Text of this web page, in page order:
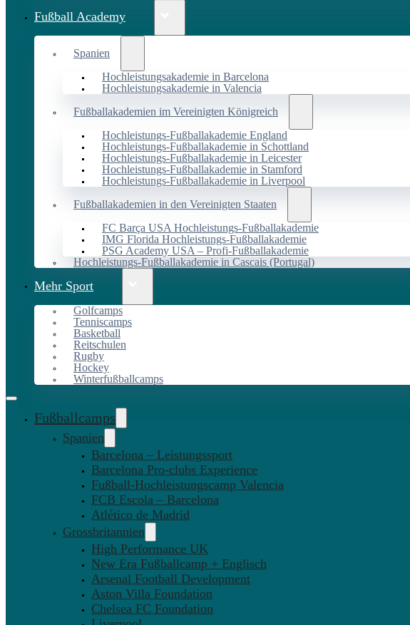
Fußball Academy
Spanien
Hochleistungsakademie in Barcelona
Hochleistungsakademie in Valencia
Fußballakademien im Vereinigten Königreich
Hochleistungs-Fußballakademie England
Hochleistungs-Fußballakademie in Schottland
Hochleistungs-Fußballakademie in Leicester
Hochleistungs-Fußballakademie in Stamford
Hochleistungs-Fußballakademie in Liverpool
Fußballakademien in den Vereinigten Staaten
FC Barça USA Hochleistungs-Fußballakademie
IMG Florida Hochleistungs-Fußballakademie
PSG Academy USA – Profi-Fußballakademie
Hochleistungs-Fußballakademie in Cascais (Portugal)
Mehr Sport
Golfcamps
Tenniscamps
Basketball
Reitschulen
Rugby
Hockey
Winterfußballcamps
Fußballcamps
Spanien
Barcelona – Leistungssport
Barcelona Pro-clubs Experience
Fußball-Hochleistungscamp Valencia
FCB Escola – Barcelona
Atlético de Madrid
Grossbritannien
High Performance UK
New Era Fußballcamp + Englisch
Arsenal Football Development
Aston Villa Foundation
Chelsea FC Foundation